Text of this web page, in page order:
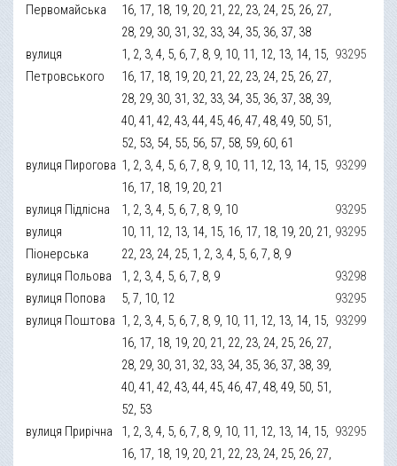
Первомайська
16, 17, 18, 19, 20, 21, 22, 23, 24, 25, 26, 27,
28, 29, 30, 31, 32, 33, 34, 35, 36, 37, 38
вулиця
Петровського
1, 2, 3, 4, 5, 6, 7, 8, 9, 10, 11, 12, 13, 14, 15,
16, 17, 18, 19, 20, 21, 22, 23, 24, 25, 26, 27,
28, 29, 30, 31, 32, 33, 34, 35, 36, 37, 38, 39,
40, 41, 42, 43, 44, 45, 46, 47, 48, 49, 50, 51,
52, 53, 54, 55, 56, 57, 58, 59, 60, 61
93295
вулиця Пирогова 1, 2, 3, 4, 5, 6, 7, 8, 9, 10, 11, 12, 13, 14, 15,
16, 17, 18, 19, 20, 21
93299
вулиця Підлісна 1, 2, 3, 4, 5, 6, 7, 8, 9, 10
93295
вулиця
Піонерська
10, 11, 12, 13, 14, 15, 16, 17, 18, 19, 20, 21,
22, 23, 24, 25, 1, 2, 3, 4, 5, 6, 7, 8, 9
93295
вулиця Польова 1, 2, 3, 4, 5, 6, 7, 8, 9
93298
вулиця Попова
5, 7, 10, 12
93295
вулиця Поштова 1, 2, 3, 4, 5, 6, 7, 8, 9, 10, 11, 12, 13, 14, 15,
16, 17, 18, 19, 20, 21, 22, 23, 24, 25, 26, 27,
28, 29, 30, 31, 32, 33, 34, 35, 36, 37, 38, 39,
40, 41, 42, 43, 44, 45, 46, 47, 48, 49, 50, 51,
52, 53
93299
вулиця Прирічна
1, 2, 3, 4, 5, 6, 7, 8, 9, 10, 11, 12, 13, 14, 15,
16, 17, 18, 19, 20, 21, 22, 23, 24, 25, 26, 27,
93295